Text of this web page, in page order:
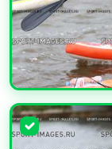
УВЕЛИЧИТЬ